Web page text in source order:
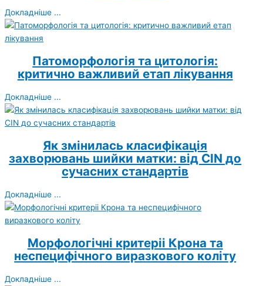
Докладніше ...
Патоморфологія та цитологія:
критично важливий етап лікування
Докладніше ...
Як змінилась класифікація
захворювань шийки матки: від CIN до
сучасних стандартів
Докладніше ...
Морфологічні критеріі Крона та
неспецифічного виразкового коліту
Докладніше ...